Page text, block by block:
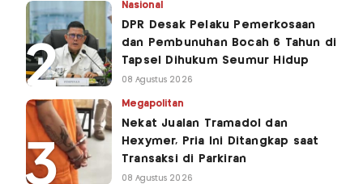
Nasional
DPR Desak Pelaku Pemerkosaan
dan Pembunuhan Bocah 6 Tahun di
Tapsel Dihukum Seumur Hidup
08 Agustus 2026
Megapolitan
Nekat Jualan Tramadol dan
Hexymer, Pria Ini Ditangkap saat
Transaksi di Parkiran
08 Agustus 2026